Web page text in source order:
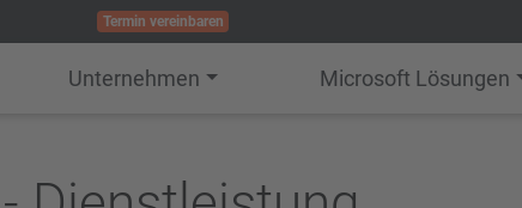
Termin vereinbaren
Unternehmen Microsoft Lösungen